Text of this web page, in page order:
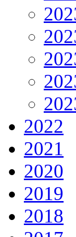
2022
2021
2020
2019
2018